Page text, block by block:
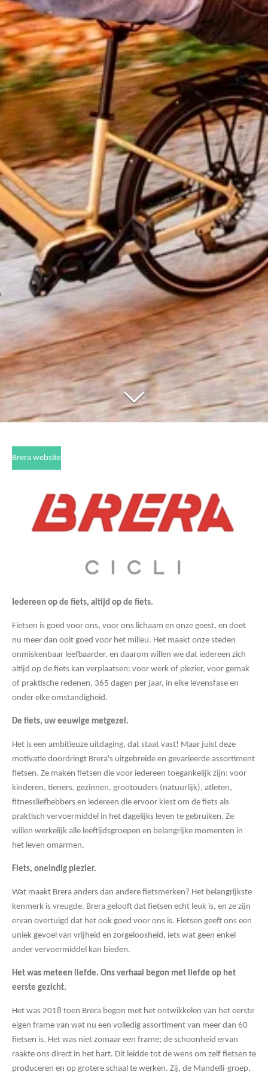
Brera website
Iedereen op de fiets, altijd op de fiets.
Fietsen is goed voor ons, voor ons lichaam en onze geest, en doet
nu meer dan ooit goed voor het milieu. Het maakt onze steden
onmiskenbaar leefbaarder, en daarom willen we dat iedereen zich
altijd op de fiets kan verplaatsen: voor werk of plezier, voor gemak
of praktische redenen, 365 dagen per jaar, in elke levensfase en
onder elke omstandigheid.
De fiets, uw eeuwige metgezel.
Het is een ambitieuze uitdaging, dat staat vast! Maar juist deze
motivatie doordringt Brera's uitgebreide en gevarieerde assortiment
fietsen. Ze maken fietsen die voor iedereen toegankelijk zijn: voor
kinderen, tieners, gezinnen, grootouders (natuurlijk), atleten,
fitnessliefhebbers en iedereen die ervoor kiest om de fiets als
praktisch vervoermiddel in het dagelijks leven te gebruiken. Ze
willen werkelijk alle leeftijdsgroepen en belangrijke momenten in
het leven omarmen.
Fiets, oneindig plezier.
Wat maakt Brera anders dan andere fietsmerken? Het belangrijkste
kenmerk is vreugde. Brera gelooft dat fietsen echt leuk is, en ze zijn
ervan overtuigd dat het ook goed voor ons is. Fietsen geeft ons een
uniek gevoel van vrijheid en zorgeloosheid, iets wat geen enkel
ander vervoermiddel kan bieden.
Het was meteen liefde. Ons verhaal begon met liefde op het
eerste gezicht.
Het was 2018 toen Brera begon met het ontwikkelen van het eerste
eigen frame van wat nu een volledig assortiment van meer dan 60
fietsen is. Het was niet zomaar een frame; de schoonheid ervan
raakte ons direct in het hart. Dit leidde tot de wens om zelf fietsen te
produceren en op grotere schaal te werken. Zij, de Mandelli-groep,